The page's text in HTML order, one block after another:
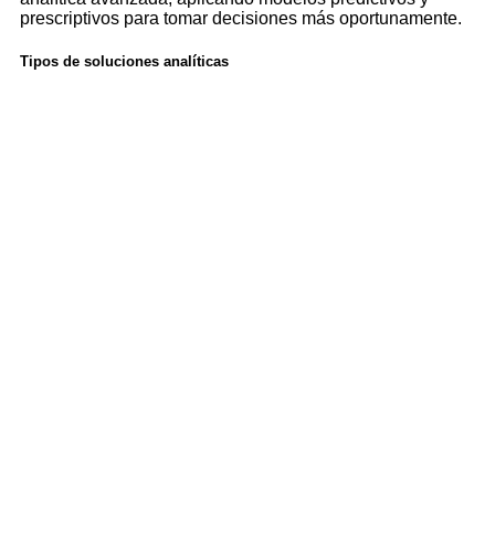
prescriptivos para tomar decisiones más oportunamente.
Tipos de soluciones analíticas